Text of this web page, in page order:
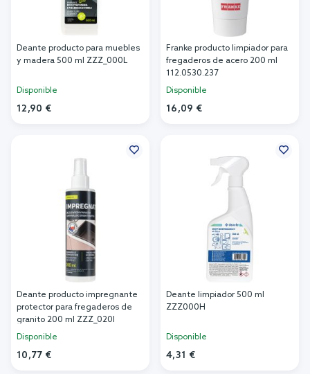
Deante producto para muebles
y madera 500 ml ZZZ_000L
Disponible
12,90 €
Franke producto limpiador para
fregaderos de acero 200 ml
112.0530.237
Disponible
16,09 €
Deante producto impregnante
protector para fregaderos de
granito 200 ml ZZZ_020I
Disponible
10,77 €
Deante limpiador 500 ml
ZZZ000H
Disponible
4,31 €